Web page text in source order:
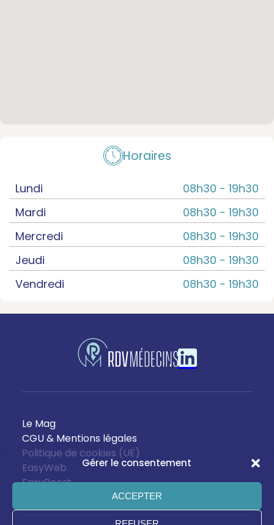
Gérer le consentement
ACCEPTER
Horaires
Lundi 08h30 - 19h30
Mardi
08h30 - 19h30
Mercredi
08h30 - 19h30
Jeudi
08h30 - 19h30
Vendredi
08h30 - 19h30
Le Mag
CGU & Mentions légales
Politique de cookies (UE)
EasyWeb
EasyBoost